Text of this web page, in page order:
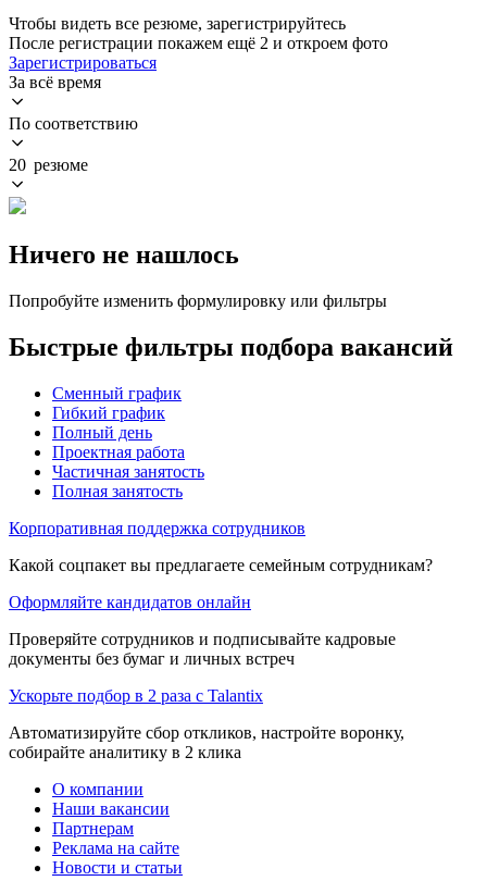
Чтобы видеть все резюме, зарегистрируйтесь
После регистрации покажем ещё 2 и откроем фото
Зарегистрироваться
За всё время
По соответствию
20 резюме
Ничего не нашлось
Попробуйте изменить формулировку или фильтры
Быстрые фильтры подбора вакансий
Сменный график
Гибкий график
Полный день
Проектная работа
Частичная занятость
Полная занятость
Корпоративная поддержка сотрудников
Какой соцпакет вы предлагаете семейным сотрудникам?
Оформляйте кандидатов онлайн
Проверяйте сотрудников и подписывайте кадровые
документы без бумаг и личных встреч
Ускорьте подбор в 2 раза с Talantix
Автоматизируйте сбор откликов, настройте воронку,
собирайте аналитику в 2 клика
О компании
Наши вакансии
Партнерам
Реклама на сайте
Новости и статьи